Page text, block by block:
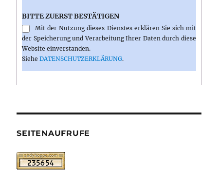
BITTE ZUERST BESTÄTIGEN
Mit der Nutzung dieses Dienstes erklären Sie sich mit
der Speicherung und Verarbeitung Ihrer Daten durch diese
Website einverstanden.
SieheDATENSCHUTZERKLÄRUNG.
SEITENAUFRUFE